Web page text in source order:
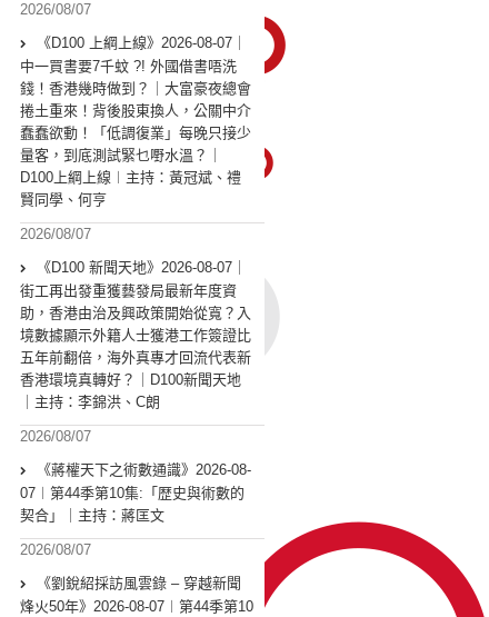
2026/08/07
《D100 上綱上線》2026-08-07｜
中一買書要7千蚊 ?! 外國借書唔洗
錢！香港幾時做到？｜大富豪夜總會
捲土重來！背後股東換人，公關中介
蠢蠢欲動！「低調復業」每晚只接少
量客，到底測試緊乜嘢水溫？｜
D100上綱上線︱主持：黃冠斌、禮
賢同學、何亨
2026/08/07
《D100 新聞天地》2026-08-07｜
街工再出發重獲藝發局最新年度資
助，香港由治及興政策開始從寬？入
境數據顯示外籍人士獲港工作簽證比
五年前翻倍，海外真專才回流代表新
香港環境真轉好？｜D100新聞天地
｜主持：李錦洪、C朗
2026/08/07
《蔣權天下之術數通識》2026-08-
07︱第44季第10集:「歴史與術數的
契合」｜主持：蔣匡文
2026/08/07
《劉銳紹採訪風雲錄 – 穿越新聞
烽火50年》2026-08-07︱第44季第10